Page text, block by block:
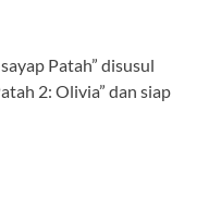
Patah” disusul
2: Olivia” dan siap